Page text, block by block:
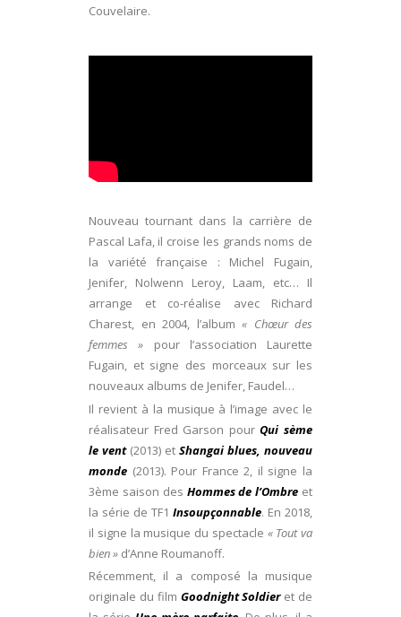
Couvelaire.
Nouveau tournant dans la carrière de
Pascal Lafa, il croise les grands noms de
la variété française : Michel Fugain,
Jenifer, Nolwenn Leroy, Laam, etc… Il
arrange et co-réalise avec Richard
Charest, en 2004, l’album « Chœur des
femmes » pour l’association Laurette
Fugain, et signe des morceaux sur les
nouveaux albums de Jenifer, Faudel…
Il revient à la musique à l’image avec le
réalisateur Fred Garson pourQui sème
le vent(2013) et Shangai blues, nouveau
monde (2013). Pour France 2, il signe la
3ème saison des Hommes de l’Ombre et
la série de TF1 Insoupçonnable. En 2018,
il signe la musique du spectacle « Tout va
bien » d’Anne Roumanoff.
Récemment, il a composé la musique
originale du film Goodnight Soldieret de